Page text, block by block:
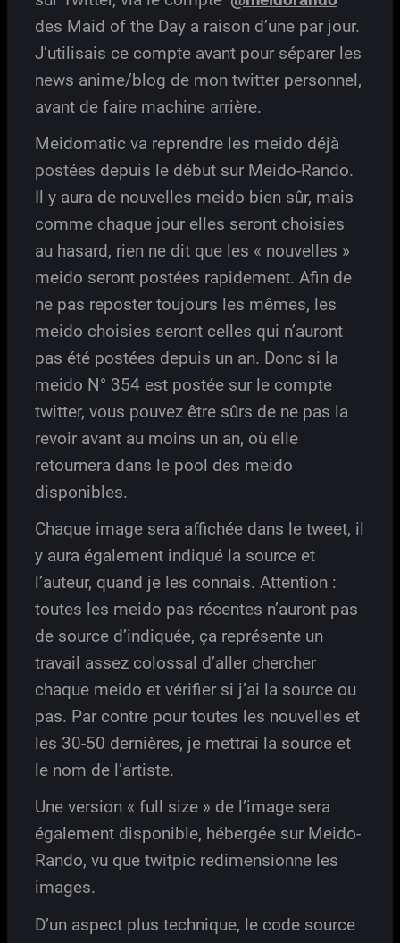
des Maid of the Day a raison d’une par jour.
J’utilisais ce compte avant pour séparer les
news anime/blog de mon twitter personnel,
avant de faire machine arrière.
Meidomatic va reprendre les meido déjà
postées depuis le début sur Meido-Rando.
Il y aura de nouvelles meido bien sûr, mais
comme chaque jour elles seront choisies
au hasard, rien ne dit que les « nouvelles »
meido seront postées rapidement. Afin de
ne pas reposter toujours les mêmes, les
meido choisies seront celles qui n’auront
pas été postées depuis un an. Donc si la
meido N° 354 est postée sur le compte
twitter, vous pouvez être sûrs de ne pas la
revoir avant au moins un an, où elle
retournera dans le pool des meido
disponibles.
Chaque image sera affichée dans le tweet, il
y aura également indiqué la source et
l’auteur, quand je les connais. Attention :
toutes les meido pas récentes n’auront pas
de source d’indiquée, ça représente un
travail assez colossal d’aller chercher
chaque meido et vérifier si j’ai la source ou
pas. Par contre pour toutes les nouvelles et
les 30-50 dernières, je mettrai la source et
le nom de l’artiste.
Une version « full size » de l’image sera
également disponible, hébergée sur Meido-
Rando, vu que twitpic redimensionne les
images.
D’un aspect plus technique, le code source